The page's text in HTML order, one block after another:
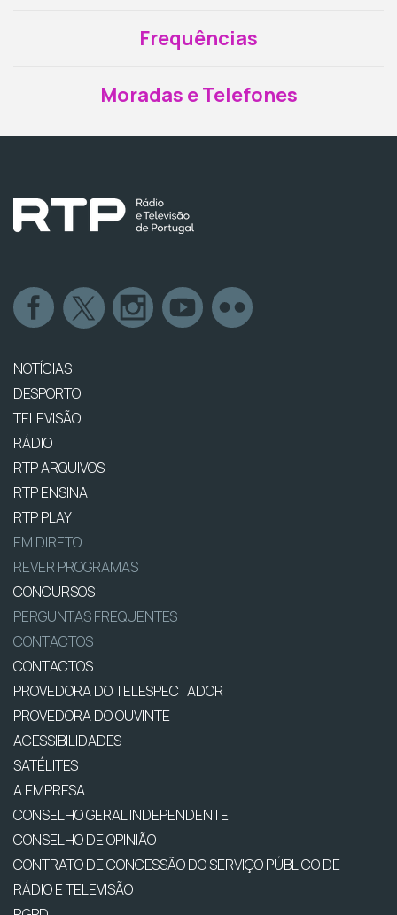
Frequências
Moradas e Telefones
NOTÍCIAS
DESPORTO
TELEVISÃO
RÁDIO
RTP ARQUIVOS
RTP ENSINA
RTP PLAY
EM DIRETO
REVER PROGRAMAS
CONCURSOS
PERGUNTAS FREQUENTES
CONTACTOS
CONTACTOS
PROVEDORA DO TELESPECTADOR
PROVEDORA DO OUVINTE
ACESSIBILIDADES
SATÉLITES
A EMPRESA
CONSELHO GERAL INDEPENDENTE
CONSELHO DE OPINIÃO
CONTRATO DE CONCESSÃO DO SERVIÇO PÚBLICO DE
RÁDIO E TELEVISÃO